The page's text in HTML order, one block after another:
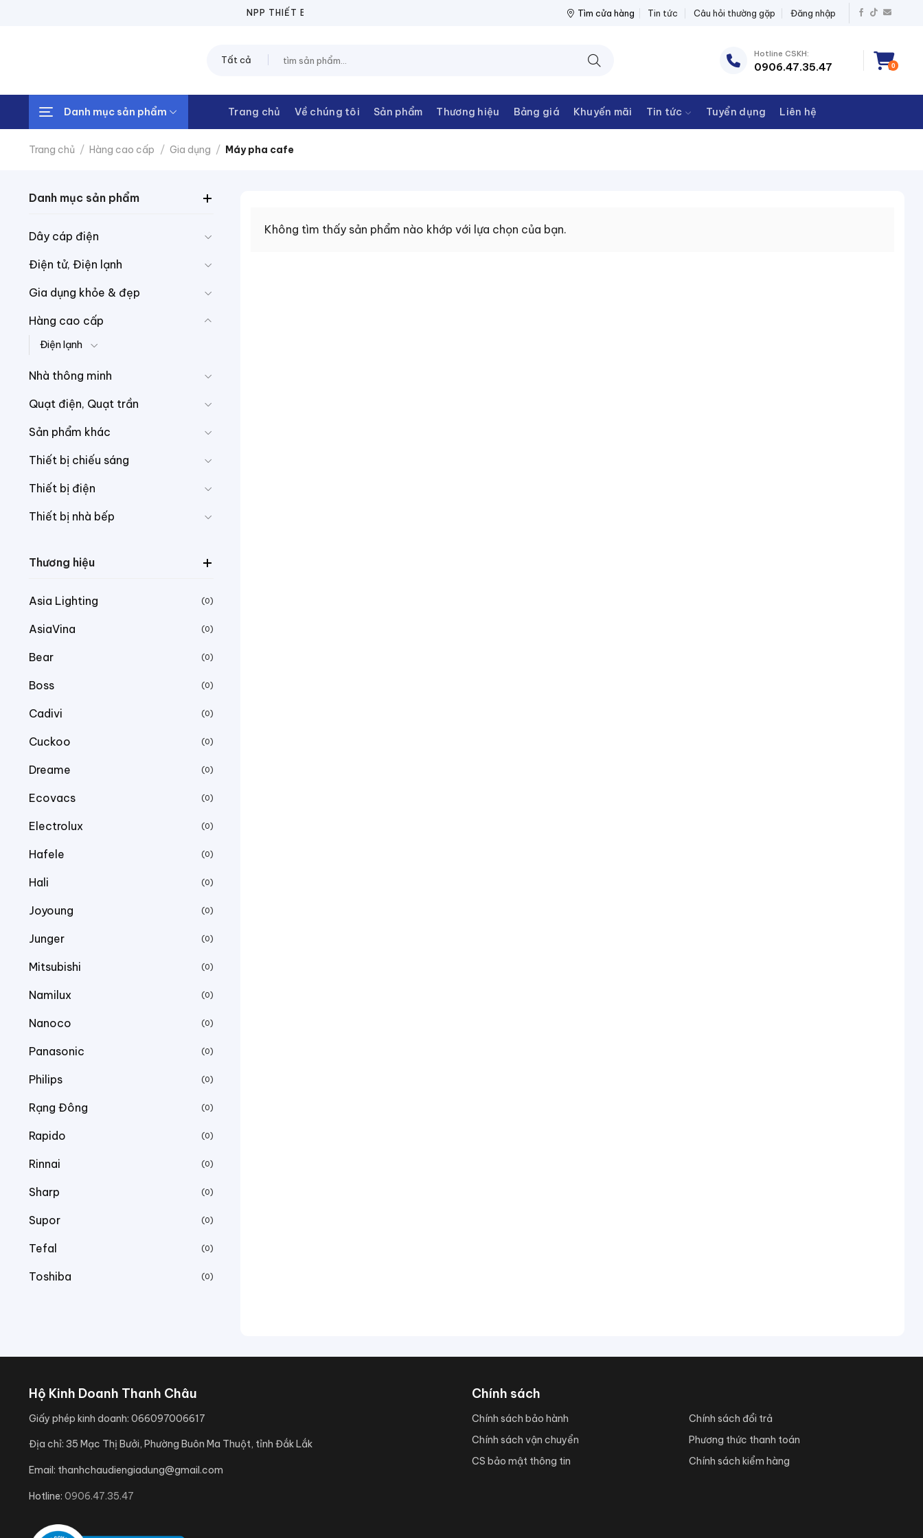
NPP THIẾT BỊ ĐIỆN THANH CHÂU NPP THIẾT BỊ ĐIỆN THANH CHÂU
Tìm cửa hàng Tin tức Câu hỏi thường gặp Đăng nhập
kiếm:
Hotline CSKH:
0906.47.35.47 0
Danh mục sản phẩm Trang chủ Về chúng tôi Sản phẩm Thương hiệu Bảng giá Khuyến mãi Tin tức Tuyển dụng Liên hệ
Trang chủ / Hàng cao cấp / Gia dụng / Máy pha cafe
Danh mục sản phẩm
Dây cáp điện
Điện tử, Điện lạnh
Gia dụng khỏe & đẹp
Hàng cao cấp
Điện lạnh
Nhà thông minh
Quạt điện, Quạt trần
Sản phẩm khác
Thiết bị chiếu sáng
Thiết bị điện
Thiết bị nhà bếp
Thương hiệu
Asia Lighting (0)
AsiaVina (0)
Bear (0)
Boss (0)
Cadivi (0)
Cuckoo (0)
Dreame (0)
Ecovacs (0)
Electrolux (0)
Hafele (0)
Hali (0)
Joyoung (0)
Junger (0)
Mitsubishi (0)
Namilux (0)
Nanoco (0)
Panasonic (0)
Philips (0)
Rạng Đông (0)
Rapido (0)
Rinnai (0)
Sharp (0)
Supor (0)
Tefal (0)
Toshiba (0)
Không tìm thấy sản phẩm nào khớp với lựa chọn của bạn.
Hộ Kinh Doanh Thanh Châu
Giấy phép kinh doanh: 066097006617
Địa chỉ: 35 Mạc Thị Bưởi, Phường Buôn Ma Thuột, tỉnh Đắk Lắk
Email: thanhchaudiengiadung@gmail.com
Hotline: 0906.47.35.47
Chính sách
Chính sách bảo hành
Chính sách vận chuyển
CS bảo mật thông tin
Chính sách đổi trả
Phương thức thanh toán
Chính sách kiểm hàng